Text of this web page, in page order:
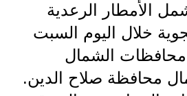
ملازم دراسية
المرحلة الابتدائية
المرحلة المتوسطة
الأمطار الرعدية
خلال اليوم السبت
محافظات الشمال
محافظة صلاح الدين.